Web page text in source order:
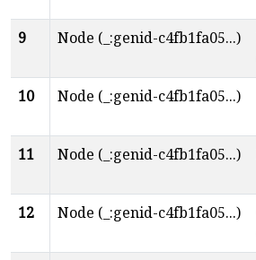
9
Node (_:genid-c4fb1fa05...)
10
Node (_:genid-c4fb1fa05...)
11
Node (_:genid-c4fb1fa05...)
12
Node (_:genid-c4fb1fa05...)